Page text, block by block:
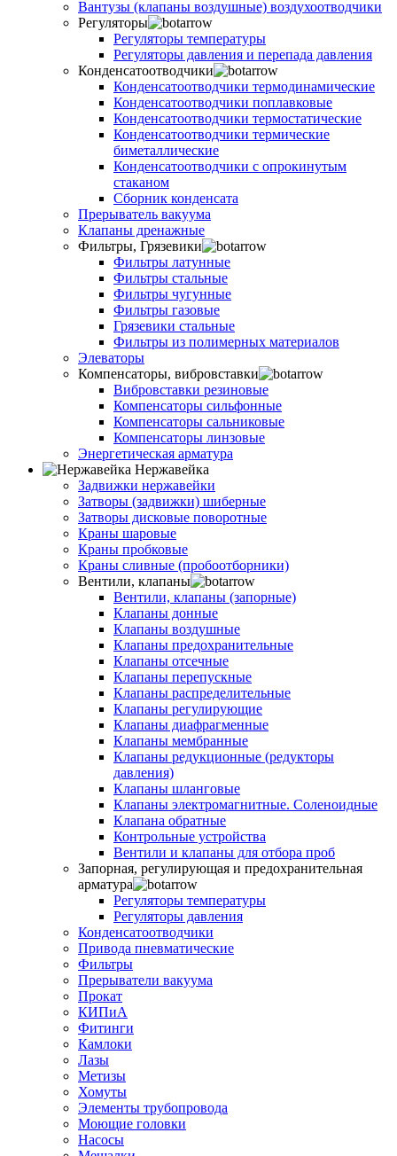
Вантузы (клапаны воздушные) воздухоотводчики
Регуляторы
Регуляторы температуры
Регуляторы давления и перепада давления
Конденсатоотводчики
Конденсатоотводчики термодинамические
Конденсатоотводчики поплавковые
Конденсатоотводчики термостатические
Конденсатоотводчики термические
биметаллические
Конденсатоотводчики с опрокинутым
стаканом
Сборник конденсата
Прерыватель вакуума
Клапаны дренажные
Фильтры, Грязевики
Фильтры латунные
Фильтры стальные
Фильтры чугунные
Фильтры газовые
Грязевики стальные
Фильтры из полимерных материалов
Элеваторы
Компенсаторы, вибровставки
Вибровставки резиновые
Компенсаторы сильфонные
Компенсаторы сальниковые
Компенсаторы линзовые
Энергетическая арматура
Нержавейка
Задвижки нержавейки
Затворы (задвижки) шиберные
Затворы дисковые поворотные
Краны шаровые
Краны пробковые
Краны сливные (пробоотборники)
Вентили, клапаны
Вентили, клапаны (запорные)
Клапаны донные
Клапаны воздушные
Клапаны предохранительные
Клапаны отсечные
Клапаны перепускные
Клапаны распределительные
Клапаны регулирующие
Клапаны диафрагменные
Клапаны мембранные
Клапаны редукционные (редукторы
давления)
Клапаны шланговые
Клапаны электромагнитные. Соленоидные
Клапана обратные
Контрольные устройства
Вентили и клапаны для отбора проб
Запорная, регулирующая и предохранительная
арматура
Регуляторы температуры
Регуляторы давления
Конденсатоотводчики
Привода пневматические
Фильтры
Прерыватели вакуума
Прокат
КИПиА
Фитинги
Камлоки
Лазы
Метизы
Хомуты
Элементы трубопровода
Моющие головки
Насосы